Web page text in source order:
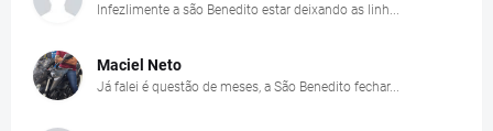
Infezlimente a são Benedito estar deixando as linh...
Maciel Neto
Já falei é questão de meses, a São Benedito fechar...